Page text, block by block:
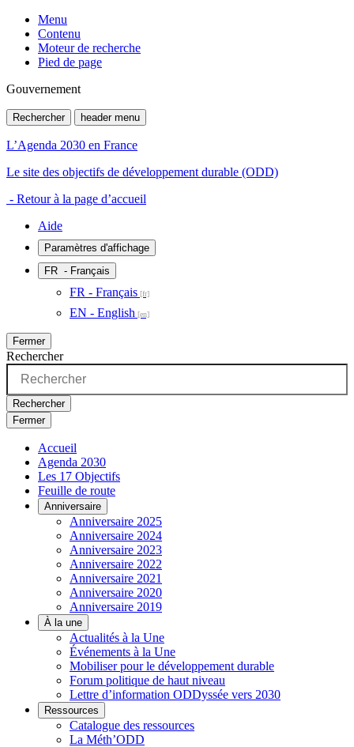
Menu
Contenu
Moteur de recherche
Pied de page
Gouvernement
Rechercher header menu
L’Agenda 2030 en France
Le site des objectifs de développement durable (ODD)
- Retour à la page d’accueil
Aide
Paramètres d'affichage
FR - Français
FR - Français
EN - English
Fermer
Rechercher
Rechercher
Fermer
Accueil
Agenda 2030
Les 17 Objectifs
Feuille de route
Anniversaire
Anniversaire 2025
Anniversaire 2024
Anniversaire 2023
Anniversaire 2022
Anniversaire 2021
Anniversaire 2020
Anniversaire 2019
À la une
Actualités à la Une
Événements à la Une
Mobiliser pour le développement durable
Forum politique de haut niveau
Lettre d’information ODDyssée vers 2030
Ressources
Catalogue des ressources
La Méth’ODD